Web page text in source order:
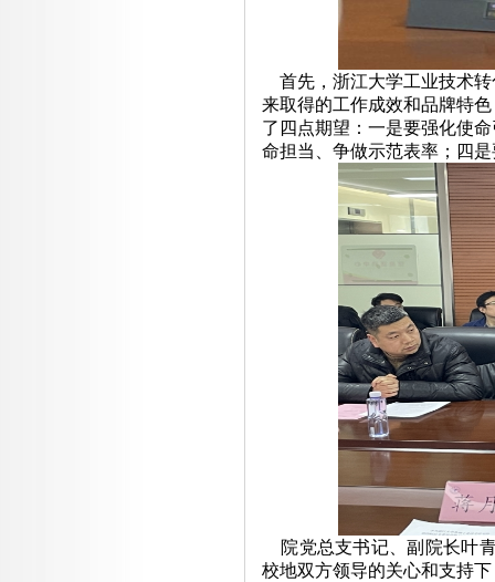
首先，浙江大学工业技术转
来取得的工作成效和品牌特
了四点期望：一是要强化使
命担当、争做示范表率；四
院党总支书记、副院长叶
校地双方领导的关心和支持